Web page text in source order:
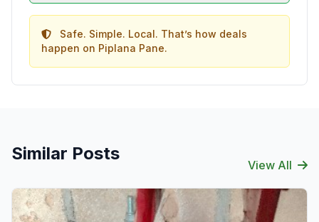
Safe. Simple. Local. That’s how deals
happen on Piplana Pane.
Similar Posts
View All